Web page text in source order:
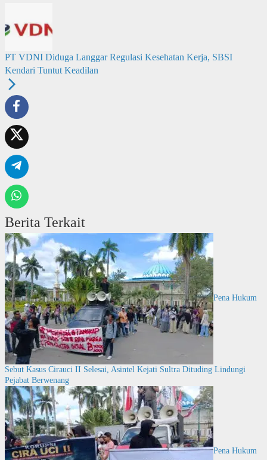
PT VDNI Diduga Langgar Regulasi Kesehatan Kerja, SBSI
Kendari Tuntut Keadilan
Berita Terkait
Pena Hukum
Sebut Kasus Cirauci II Selesai, Asintel Kejati Sultra Dituding Lindungi
Pejabat Berwenang
Pena Hukum